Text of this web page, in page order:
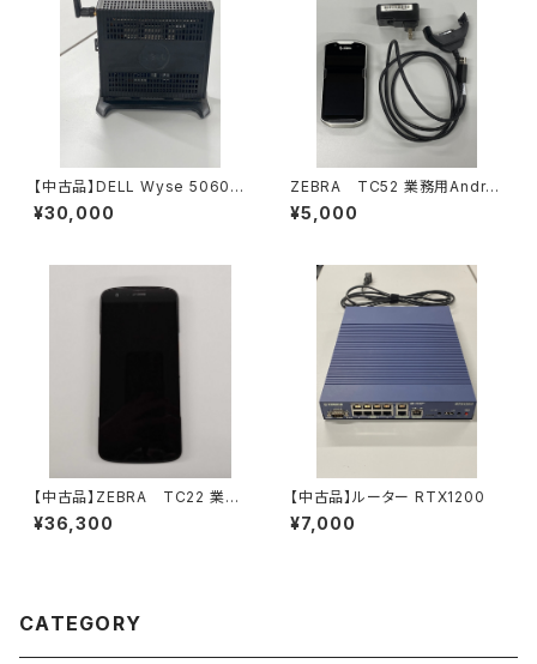
【中古品】DELL Wyse 5060 T
hin Client
¥30,000
ZEBRA TC52 業務用Androi
d レンタル10日間 *要事前問
い合わせ
¥5,000
【中古品】ZEBRA TC22 業務
用Androidスマートフォン
¥36,300
【中古品】ルーター RTX1200
¥7,000
CATEGORY